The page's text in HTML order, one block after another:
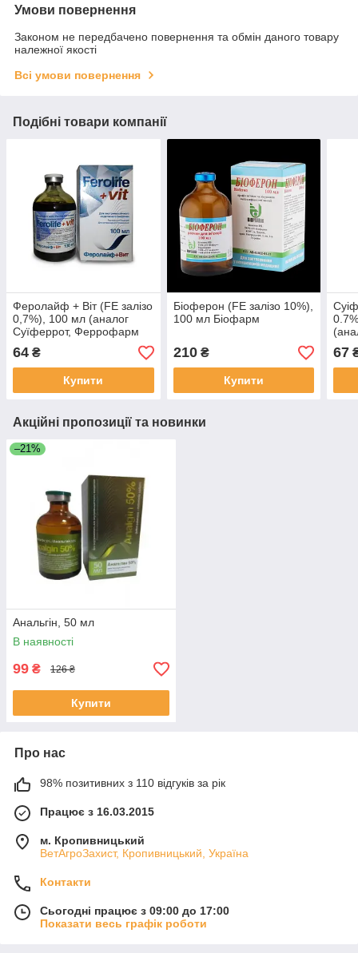
Умови повернення
Законом не передбачено повернення та обмін даного товару
належної якості
Всі умови повернення
Подібні товари компанії
Феролайф + Віт (FE залізо
0,7%), 100 мл (аналог
Суїферрот, Феррофарм
Мультивіт, Суїферон)
64 ₴
Купити
Біоферон (FE залізо 10%),
100 мл Біофарм
210₴
Купити
67
Акційні пропозиції та новинки
–21%
Анальгін, 50 мл
В наявності
99 ₴ 126 ₴
Купити
Про нас
98% позитивних з 110 відгуків за рік
Працює з 16.03.2015
м. Кропивницький
ВетАгроЗахист, Кропивницький, Україна
Контакти
Сьогодні працює з 09:00 до 17:00
Показати весь графік роботи